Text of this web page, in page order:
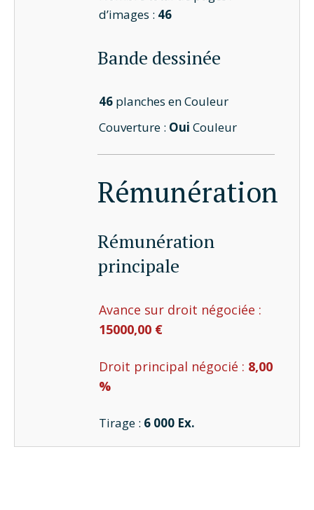
d’images : 46
Bande dessinée
46 planches en Couleur
Couverture : Oui Couleur
Rémunération
Rémunération
principale
Avance sur droit négociée :
15000,00 €
Droit principal négocié : 8,00
%
Tirage : 6 000 Ex.